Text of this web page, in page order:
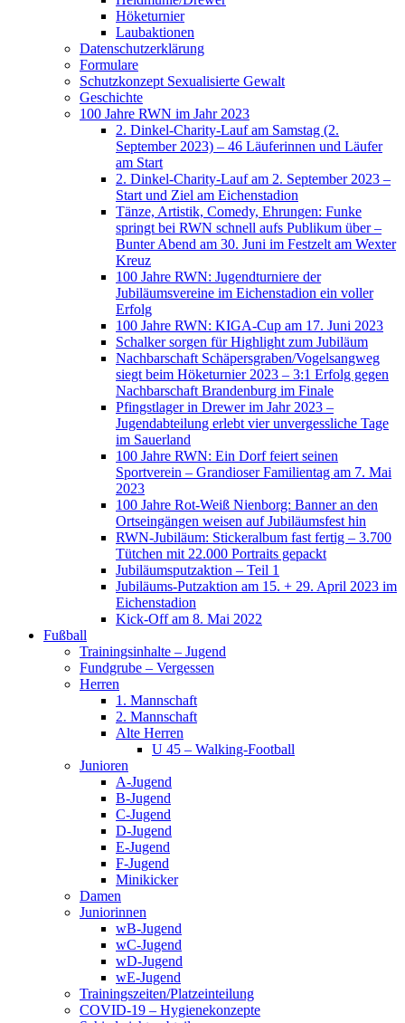
Höketurnier
Laubaktionen
Datenschutzerklärung
Formulare
Schutzkonzept Sexualisierte Gewalt
Geschichte
100 Jahre RWN im Jahr 2023
2. Dinkel-Charity-Lauf am Samstag (2.
September 2023) – 46 Läuferinnen und Läufer
am Start
2. Dinkel-Charity-Lauf am 2. September 2023 –
Start und Ziel am Eichenstadion
Tänze, Artistik, Comedy, Ehrungen: Funke
springt bei RWN schnell aufs Publikum über –
Bunter Abend am 30. Juni im Festzelt am Wexter
Kreuz
100 Jahre RWN: Jugendturniere der
Jubiläumsvereine im Eichenstadion ein voller
Erfolg
100 Jahre RWN: KIGA-Cup am 17. Juni 2023
Schalker sorgen für Highlight zum Jubiläum
Nachbarschaft Schäpersgraben/Vogelsangweg
siegt beim Höketurnier 2023 – 3:1 Erfolg gegen
Nachbarschaft Brandenburg im Finale
Pfingstlager in Drewer im Jahr 2023 –
Jugendabteilung erlebt vier unvergessliche Tage
im Sauerland
100 Jahre RWN: Ein Dorf feiert seinen
Sportverein – Grandioser Familientag am 7. Mai
2023
100 Jahre Rot-Weiß Nienborg: Banner an den
Ortseingängen weisen auf Jubiläumsfest hin
RWN-Jubiläum: Stickeralbum fast fertig – 3.700
Tütchen mit 22.000 Portraits gepackt
Jubiläumsputzaktion – Teil 1
Jubiläums-Putzaktion am 15. + 29. April 2023 im
Eichenstadion
Kick-Off am 8. Mai 2022
Fußball
Trainingsinhalte – Jugend
Fundgrube – Vergessen
Herren
1. Mannschaft
2. Mannschaft
Alte Herren
U 45 – Walking-Football
Junioren
A-Jugend
B-Jugend
C-Jugend
D-Jugend
E-Jugend
F-Jugend
Minikicker
Damen
Juniorinnen
wB-Jugend
wC-Jugend
wD-Jugend
wE-Jugend
Trainingszeiten/Platzeinteilung
COVID-19 – Hygienekonzepte